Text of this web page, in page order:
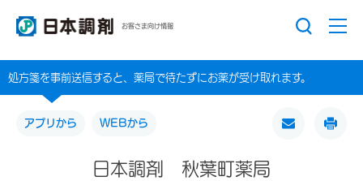
お客さま向け情報
処方箋を事前送信すると、薬局で待たずにお薬が受け取れます。
アプリから WEBから
日本調剤 秋葉町薬局